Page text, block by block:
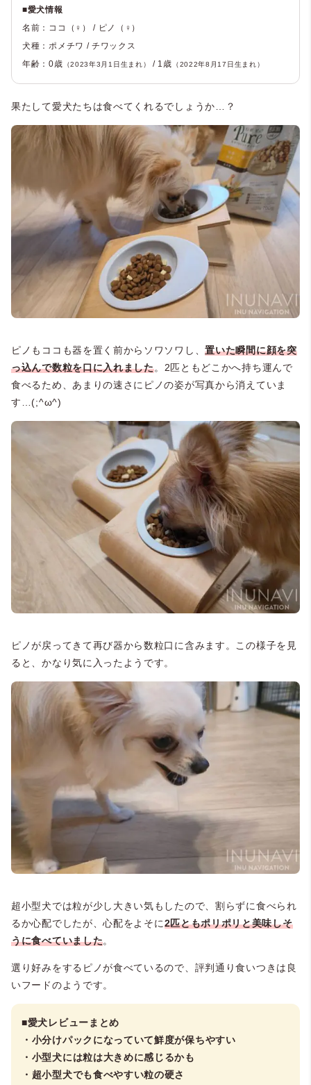
■愛犬情報
名前：ココ（♀） / ピノ（♀）
犬種：ポメチワ / チワックス
年齢：0歳 （2023年3月1日生まれ） / 1歳 （2022年8月17日生まれ）
果たして愛犬たちは食べてくれるでしょうか…？
ピノもココも器を置く前からソワソワし、置いた瞬間に顔を突
っ込んで数粒を口に入れました。2匹ともどこかへ持ち運んで
食べるため、あまりの速さにピノの姿が写真から消えていま
す…(;^ω^)
ピノが戻ってきて再び器から数粒口に含みます。この様子を見
ると、かなり気に入ったようです。
超小型犬では粒が少し大きい気もしたので、割らずに食べられ
るか心配でしたが、心配をよそに2匹ともポリポリと美味しそ
うに食べていました。
選り好みをするピノが食べているので、評判通り食いつきは良
いフードのようです。
■愛犬レビューまとめ
・小分けパックになっていて鮮度が保ちやすい
・小型犬には粒は大きめに感じるかも
・超小型犬でも食べやすい粒の硬さ